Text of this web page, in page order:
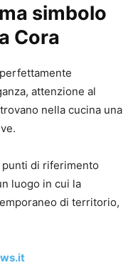
simbolo
Cora
attenzione al
nella cucina una
di riferimento
luogo in cui la
di territorio,